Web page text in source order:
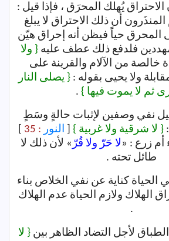
يُهلك المحرَق ، فإذا قيل :
أن ذلك الاحتراق لا يبلغ
المحرق حياً فيظن أنه إحراق هيّن
فلدفع ذلك عطف عليه{ ولا
خالصة من الآلام والقرينة على
ولا يحيى بقوله : { يصلى النار
ثم لا يموت فيها } .
نفي وصفين لإثبات حالةٍ وسَطٍ
{ لا شرقية ولا غربية } النور : 35
زرع : « لا حَرّ ولا قُرّ » لأن ذلك لا
طائل تحته .
الحياة كناية عن نفي الخلاص بناء
الهلاك ولازم الحياة عدم الهلاك
.
لأجل التضاد الظاهر بين{ لا